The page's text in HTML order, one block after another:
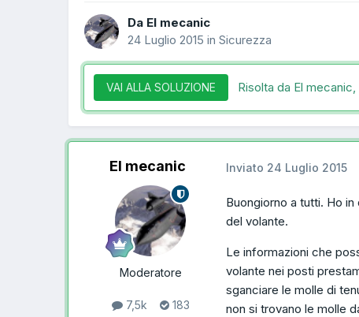
Da El mecanic
24 Luglio 2015 in Sicurezza
VAI ALLA SOLUZIONE Risolta da El mecanic,
El mecanic
Moderatore
7,5k 183
Inviato 24 Luglio 2015
Buongiorno a tutti. Ho
del volante.
Le informazioni che
volante nei posti
sganciare le molle di
non si trovano le molle